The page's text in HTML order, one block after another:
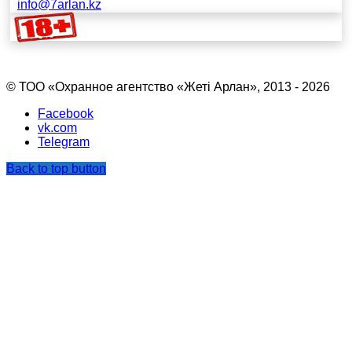
info@7arlan.kz
© ТОО «Охранное агентство «Жетi Арлан», 2013 - 2026
Facebook
vk.com
Telegram
Back to top button